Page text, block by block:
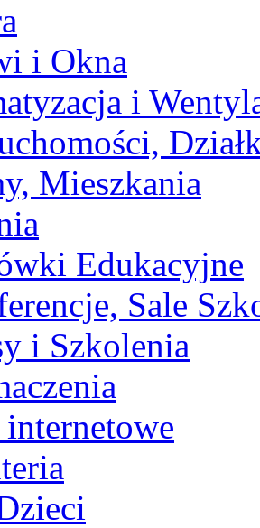
i Okna
i
Mieszkania
Edukacyjne
Sale
i Szkolenia